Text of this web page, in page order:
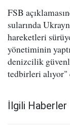
FSB
sularında
hareketleri
yönetiminin
denizcilik
tedbirleri
İlgili Haberler